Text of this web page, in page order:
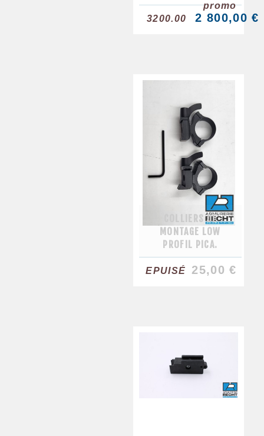
promo
3200.00
2 800,00 €
COLLIERS DE
MONTAGE LOW
PROFIL PICA.
EPUISÉ 25,00 €